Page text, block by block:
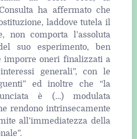
ha affermato che
laddove tutela il
non comporta l’assoluta
suo esperimento, ben
imporre oneri finalizzati a
generali”, con le
ed inoltre che “la
è (…) modulata
rendono intrinsecamente
all’immediatezza della